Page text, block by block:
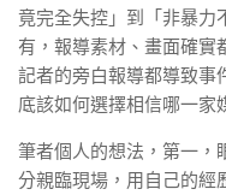
竟完全失控」到「非暴力
有，報導素材、畫面確實
記者的旁白報導都導致事
底該如何選擇相信哪一家
筆者個人的想法，第一，
分親臨現場，用自己的經